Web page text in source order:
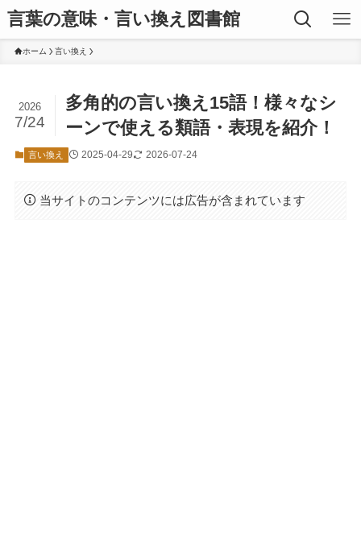
言葉の意味・言い換え図書館
ホーム 言い換え
多角的の言い換え15語！様々なシ
ーンで使える類語・表現を紹介！
2026
7/24
言い換え 2025-04-29 2026-07-24
当サイトのコンテンツには広告が含まれています